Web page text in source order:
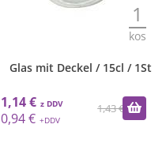
1
kos
Glas mit Deckel / 15cl / 1St
1,43 €
1,14 €
0,94 €